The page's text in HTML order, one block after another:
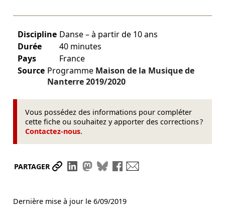
Discipline Danse – à partir de 10 ans
Durée
40 minutes
Pays
France
Source Programme Maison de la Musique de
Nanterre2019/2020
Vous possédez des informations pour compléter
cette fiche ou souhaitez y apporter des corrections ?
Contactez-nous.
PARTAGER Partager le lien
Partager sur LinkedIn
Partager sur Mastodon
Partager sur Bluesky
Partager sur Facebook
Dernière mise à jour le 6/09/2019